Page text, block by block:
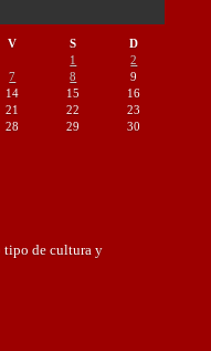
V S
D
1
2
7 8
9
14 15
16
21 22
23
28 29
30
tipo de cultura y